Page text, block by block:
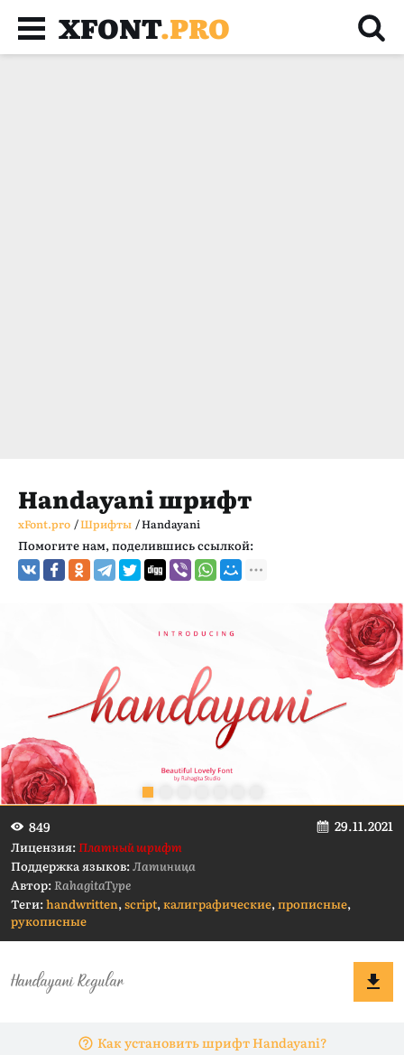
XFONT.PRO
Handayani шрифт
xFont.pro /Шрифты /Handayani
Помогите нам, поделившись ссылкой:
849 29.11.2021
Лицензия:Платный шрифт
Поддержка языков:Латиница
Автор:RahagitaType
Теги:handwritten,script,калиграфические,прописные,
рукописные
Как установить шрифт Handayani?